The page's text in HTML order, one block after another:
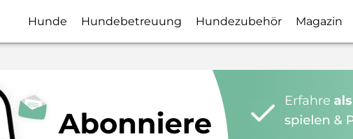
Hunde Hundebetreuung Hundezubehör Magazin